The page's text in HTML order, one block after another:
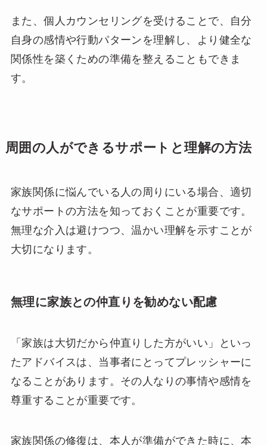
また、個人カウンセリングを受けることで、自分
自身の感情や行動パターンを理解し、より健全な
関係性を築くための準備を整えることもできま
す。
周囲の人ができるサポートと理解の方法
家族関係に悩んでいる人の周りにいる場合、適切
なサポートの方法を知っておくことが重要です。
無理な介入は避けつつ、温かい理解を示すことが
大切になります。
無理に家族との仲直りを勧めない配慮
「家族は大切だから仲直りした方がいい」といっ
たアドバイスは、当事者にとってプレッシャーに
なることがあります。その人なりの事情や感情を
尊重することが重要です。
家族関係の修復は、本人が準備ができた時に、本